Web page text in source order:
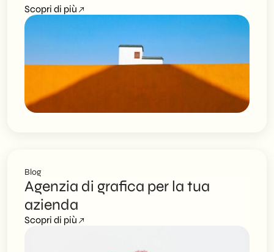
Scopri di più
Blog
Agenzia di grafica per la tua
azienda
Scopri di più